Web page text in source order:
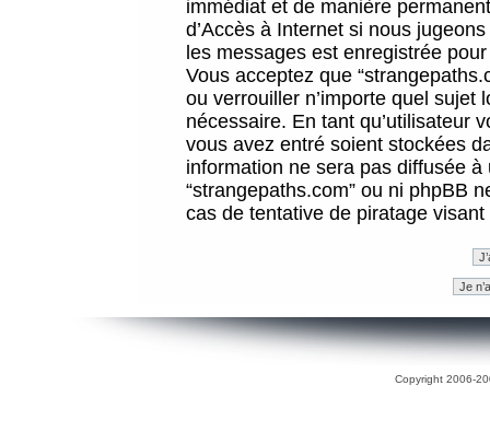
immédiat et de manière
d’Accès à Internet si nous
les messages est enregistrée
Vous acceptez que
ou verrouiller n’importe quel sujet
nécessaire. En tant qu’utilisateur
vous avez entré soient stockées
information ne sera pas diffusée
“strangepaths.com” ou ni phpBB
cas de tentative de piratage
Copyright 2006-